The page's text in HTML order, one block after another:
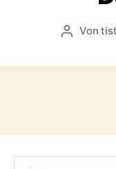
Von